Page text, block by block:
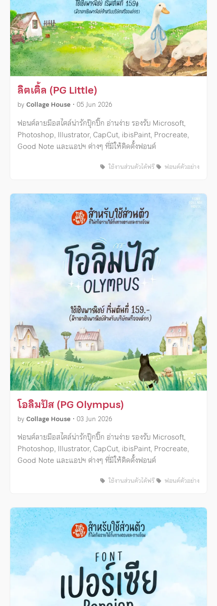
ลิตเติ้ล (PG Little)
by Collage House • 05 Jun 2026
ฟอนต์ลายมือสไตล์น่ารักปุ๊กปิ๊ก อ่านง่าย รองรับ Microsoft,
Photoshop, Illustrator, CapCut, ibisPaint, Procreate,
Good Note และแอปฯ ต่างๆ ที่มีให้ติดตั้งฟอนต์
ใช้งานส่วนตัวได้ฟรี ฟอนต์ตัวอย่าง
โอลิมปัส (PG Olympus)
by Collage House • 03 Jun 2026
ฟอนต์ลายมือสไตล์น่ารักปุ๊กปิ๊ก อ่านง่าย รองรับ Microsoft,
Photoshop, Illustrator, CapCut, ibisPaint, Procreate,
Good Note และแอปฯ ต่างๆ ที่มีให้ติดตั้งฟอนต์
ใช้งานส่วนตัวได้ฟรี ฟอนต์ตัวอย่าง